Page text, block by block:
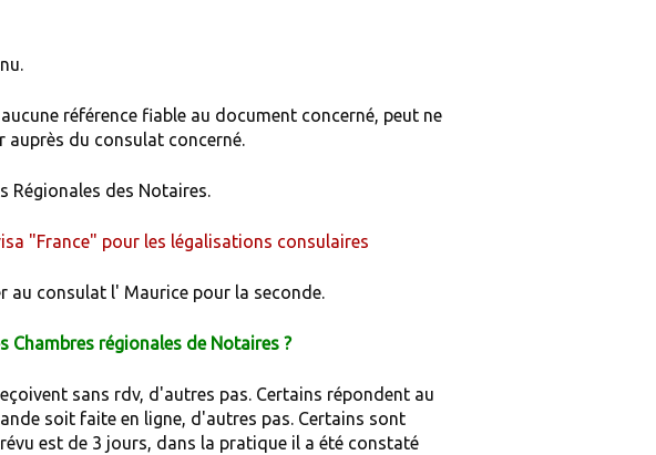
référence fiable au document concerné, peut ne
auprès du consulat concerné.
Régionales des Notaires.
"France" pour les légalisations consulaires
au consulat l' Maurice pour la seconde.
Chambres régionales de Notaires ?
sans rdv, d'autres pas. Certains répondent au
soit faite en ligne, d'autres pas. Certains sont
est de 3 jours, dans la pratique il a été constaté